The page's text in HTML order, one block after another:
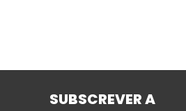
SUBSCREVER A